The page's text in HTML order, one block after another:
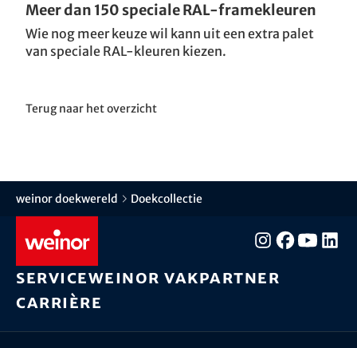
Meer dan 150 speciale RAL-framekleuren
Wie nog meer keuze wil kann uit een extra palet
van speciale RAL-kleuren kiezen.
Terug naar het overzicht
weinor doekwereld Doekcollectie
Serviceweinor vakpartner
Carrière